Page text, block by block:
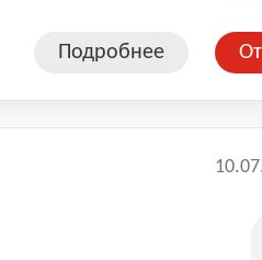
Подробнее